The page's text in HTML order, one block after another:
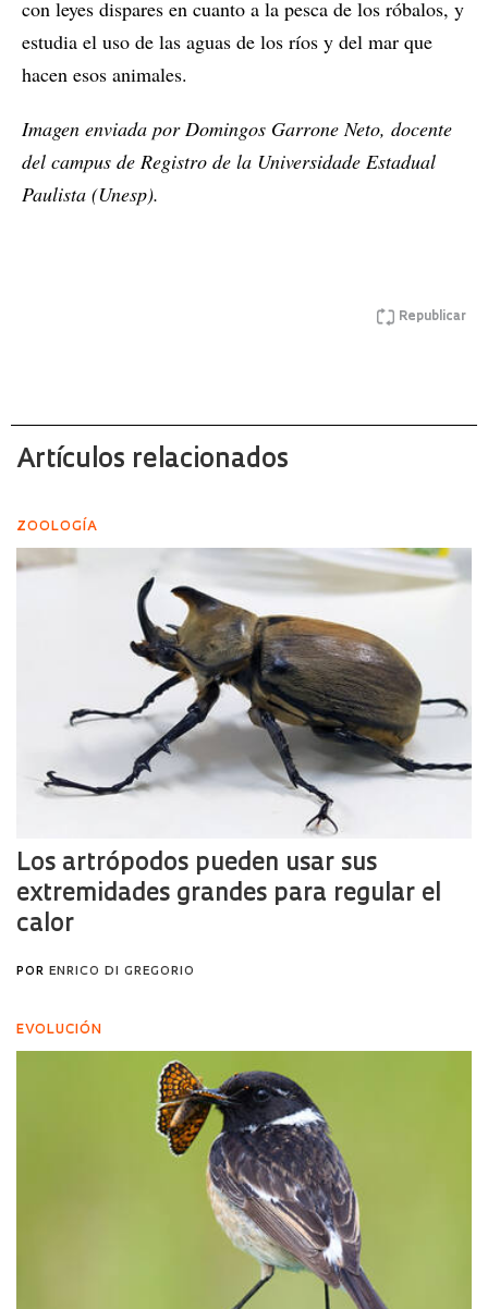
con leyes dispares en cuanto a la pesca de los róbalos, y
estudia el uso de las aguas de los ríos y del mar que
hacen esos animales.
Imagen enviada por Domingos Garrone Neto, docente
del campus de Registro de la Universidade Estadual
Paulista (Unesp).
Republicar